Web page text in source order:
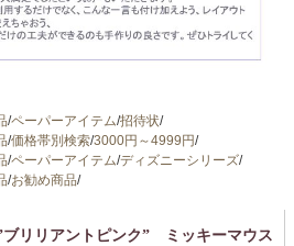
/ペーパーアイテム/招待状/
/価格帯別検索/3000円～4999円/
/ペーパーアイテム/ディズニーシリーズ/
/お勧め商品/
ブリリアントピンク” ミッキーマウス